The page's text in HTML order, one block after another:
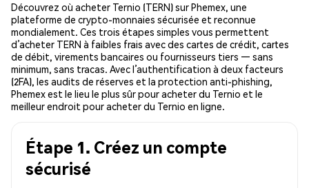
Découvrez où acheter Ternio (TERN) sur Phemex, une
plateforme de crypto-monnaies sécurisée et reconnue
mondialement. Ces trois étapes simples vous permettent
d’acheter TERN à faibles frais avec des cartes de crédit, cartes
de débit, virements bancaires ou fournisseurs tiers — sans
minimum, sans tracas. Avec l’authentification à deux facteurs
(2FA), les audits de réserves et la protection anti-phishing,
Phemex est le lieu le plus sûr pour acheter du Ternio et le
meilleur endroit pour acheter du Ternio en ligne.
Étape 1. Créez un compte
sécurisé